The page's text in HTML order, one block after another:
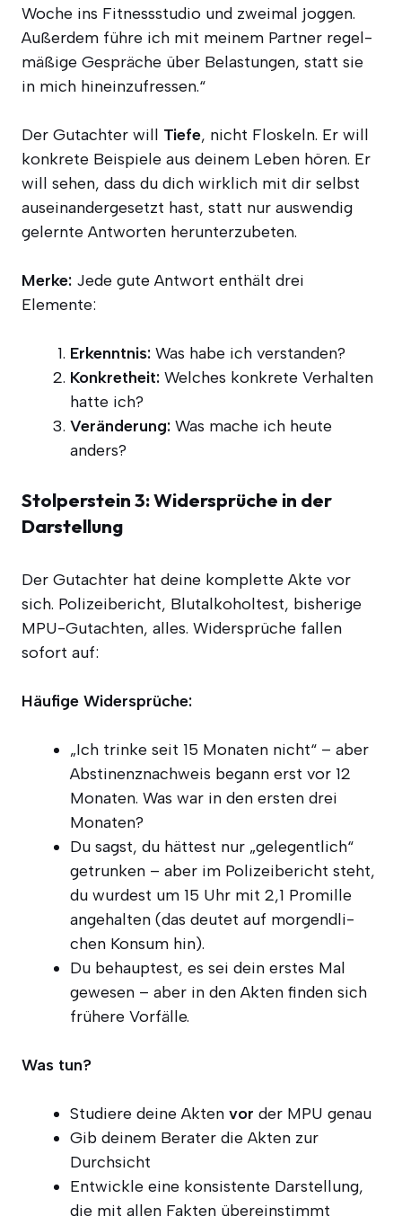
Woche ins Fit­ness­stu­dio und zwei­mal jog­gen.
Außer­dem füh­re ich mit mei­nem Part­ner regel­
mä­ßi­ge Gesprä­che über Belas­tun­gen, statt sie
in mich hineinzufressen.“
Der Gut­ach­ter will Tie­fe, nicht Flos­keln. Er will
kon­kre­te Bei­spie­le aus dei­nem Leben hören. Er
will sehen, dass du dich wirk­lich mit dir selbst
aus­ein­an­der­ge­setzt hast, statt nur aus­wen­dig
gelern­te Ant­wor­ten herunterzubeten.
Mer­ke: Jede gute Ant­wort ent­hält drei
Elemente:
Erkennt­nis: Was habe ich verstanden?
Kon­kret­heit: Wel­ches kon­kre­te Ver­hal­ten
hat­te ich?
Ver­än­de­rung: Was mache ich heu­te
anders?
Stolperstein 3: Widersprüche in der
Darstellung
Der Gut­ach­ter hat dei­ne kom­plet­te Akte vor
sich. Poli­zei­be­richt, Blut­al­ko­hol­test, bis­he­ri­ge
MPU-Gut­ach­ten, alles. Wider­sprü­che fal­len
sofort auf:
Häu­fi­ge Widersprüche:
„Ich trin­ke seit 15 Mona­ten nicht“ – aber
Abs­ti­nenz­nach­weis begann erst vor 12
Mona­ten. Was war in den ers­ten drei
Monaten?
Du sagst, du hät­test nur „gele­gent­lich“
getrun­ken – aber im Poli­zei­be­richt steht,
du wur­dest um 15 Uhr mit 2,1 Pro­mil­le
ange­hal­ten (das deu­tet auf mor­gend­li­
chen Kon­sum hin).
Du behaup­test, es sei dein ers­tes Mal
gewe­sen – aber in den Akten fin­den sich
frü­he­re Vorfälle.
Was tun?
Stu­die­re dei­ne Akten vor der MPU genau
Gib dei­nem Bera­ter die Akten zur
Durchsicht
Ent­wick­le eine kon­sis­ten­te Dar­stel­lung,
die mit allen Fak­ten übereinstimmt